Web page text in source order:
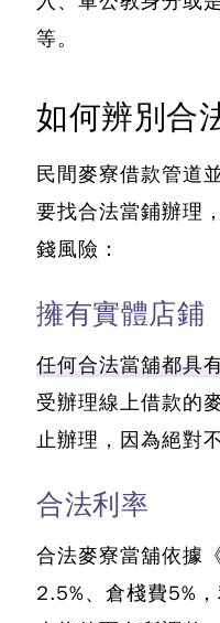
等。
如何辨別合
民間麥寮借款管道
要找合法當鋪辦理
錢風險：
擁有實體店鋪
任何合法當舖都具
受辦理線上借款的
止辦理，因為絕對
合法利率
合法麥寮當舖依據
2.5%、倉棧費5%